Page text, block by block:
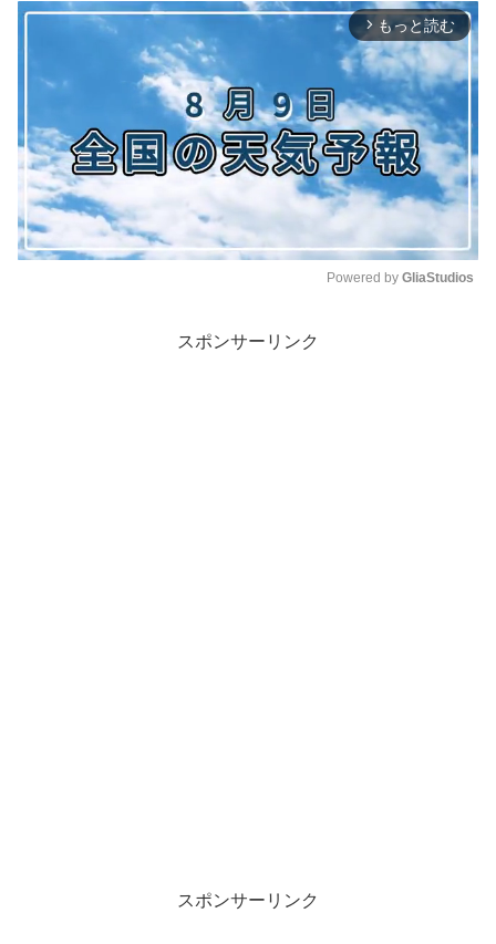
arrow_forward_ios もっと読む
Powered by GliaStudios
スポンサーリンク
スポンサーリンク